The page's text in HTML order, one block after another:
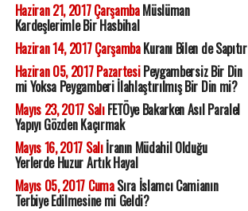
Haziran 21, 2017 ÇarşambaMüslüman
Kardeşlerimle Bir Hasbihal
Haziran 14, 2017 ÇarşambaKuranı Bilen de Sapıtır
Haziran 05, 2017 PazartesiPeygambersiz Bir Din
mi Yoksa Peygamberi İlahlaştırılmış Bir Din mi?
Mayıs 23, 2017 SalıFETÖye Bakarken Asıl Paralel
Yapıyı Gözden Kaçırmak
Mayıs 16, 2017 Salıİranın Müdahil Olduğu
Yerlerde Huzur Artık Hayal
Mayıs 05, 2017 CumaSıra İslamcı Camianın
Terbiye Edilmesine mi Geldi?